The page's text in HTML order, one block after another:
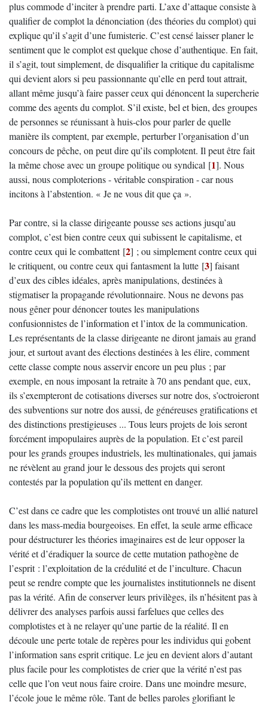
plus commode d’inciter à prendre parti. L’axe d’attaque consiste à
qualifier de complot la dénonciation (des théories du complot) qui
explique qu’il s’agit d’une fumisterie. C’est censé laisser planer le
sentiment que le complot est quelque chose d’authentique. En fait,
il s’agit, tout simplement, de disqualifier la critique du capitalisme
qui devient alors si peu passionnante qu’elle en perd tout attrait,
allant même jusqu’à faire passer ceux qui dénoncent la supercherie
comme des agents du complot. S’il existe, bel et bien, des groupes
de personnes se réunissant à huis-clos pour parler de quelle
manière ils comptent, par exemple, perturber l’organisation d’un
concours de pêche, on peut dire qu’ils complotent. Il peut être fait
la même chose avec un groupe politique ou syndical [1]. Nous
aussi, nous comploterions - véritable conspiration - car nous
incitons à l’abstention. « Je ne vous dit que ça ».
Par contre, si la classe dirigeante pousse ses actions jusqu’au
complot, c’est bien contre ceux qui subissent le capitalisme, et
contre ceux qui le combattent[2] ; ou simplement contre ceux qui
le critiquent, ou contre ceux qui fantasment la lutte [3] faisant
d’eux des cibles idéales, après manipulations, destinées à
stigmatiser la propagande révolutionnaire. Nous ne devons pas
nous gêner pour dénoncer toutes les manipulations
confusionnistes de l’information et l’intox de la communication.
Les représentants de la classe dirigeante ne diront jamais au grand
jour, et surtout avant des élections destinées à les élire, comment
cette classe compte nous asservir encore un peu plus ; par
exemple, en nous imposant la retraite à 70 ans pendant que, eux,
ils s’exempteront de cotisations diverses sur notre dos, s’octroieront
des subventions sur notre dos aussi, de généreuses gratifications et
des distinctions prestigieuses ... Tous leurs projets de lois seront
forcément impopulaires auprès de la population. Et c’est pareil
pour les grands groupes industriels, les multinationales, qui jamais
ne révèlent au grand jour le dessous des projets qui seront
contestés par la population qu’ils mettent en danger.
C’est dans ce cadre que les complotistes ont trouvé un allié naturel
dans les mass-media bourgeoises. En effet, la seule arme efficace
pour déstructurer les théories imaginaires est de leur opposer la
vérité et d’éradiquer la source de cette mutation pathogène de
l’esprit : l’exploitation de la crédulité et de l’inculture. Chacun
peut se rendre compte que les journalistes institutionnels ne disent
pas la vérité. Afin de conserver leurs privilèges, ils n’hésitent pas à
délivrer des analyses parfois aussi farfelues que celles des
complotistes et à ne relayer qu’une partie de la réalité. Il en
découle une perte totale de repères pour les individus qui gobent
l’information sans esprit critique. Le jeu en devient alors d’autant
plus facile pour les complotistes de crier que la vérité n’est pas
celle que l’on veut nous faire croire. Dans une moindre mesure,
l’école joue le même rôle. Tant de belles paroles glorifiant le